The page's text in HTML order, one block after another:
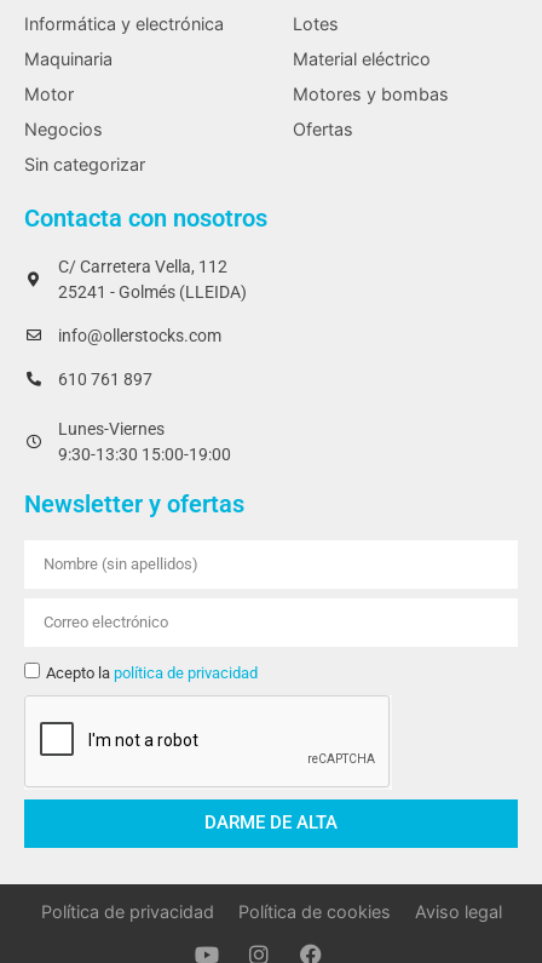
Informática y electrónica
Lotes
Maquinaria
Material eléctrico
Motor
Motores y bombas
Negocios
Ofertas
Sin categorizar
Contacta con nosotros
C/ Carretera Vella, 112
25241 - Golmés (LLEIDA)
info@ollerstocks.com
610 761 897
Lunes-Viernes
9:30-13:30 15:00-19:00
Newsletter y ofertas
Acepto la política de privacidad
DARME DE ALTA
Política de privacidad Política de cookies Aviso legal